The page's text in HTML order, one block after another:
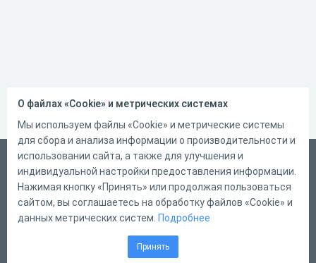
Русский
Справка
Форма обратной связи
О файлах «Cookie» и метрических системах
Мы используем файлы «Cookie» и метрические системы
для сбора и анализа информации о производительности и
использовании сайта, а также для улучшения и
индивидуальной настройки предоставления информации.
Нажимая кнопку «Принять» или продолжая пользоваться
сайтом, вы соглашаетесь на обработку файлов «Cookie» и
данных метрических систем. Подробнее
Принять